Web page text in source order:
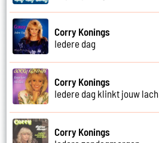
Corry Konings
Iedere dag
Corry Konings
Iedere dag klinkt jouw lach
Corry Konings